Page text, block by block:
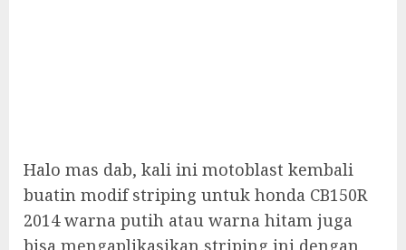
Halo mas dab, kali ini motoblast kembali
buatin modif striping untuk honda CB150R
2014 warna putih atau warna hitam juga
bisa mengaplikasikan striping ini dengan